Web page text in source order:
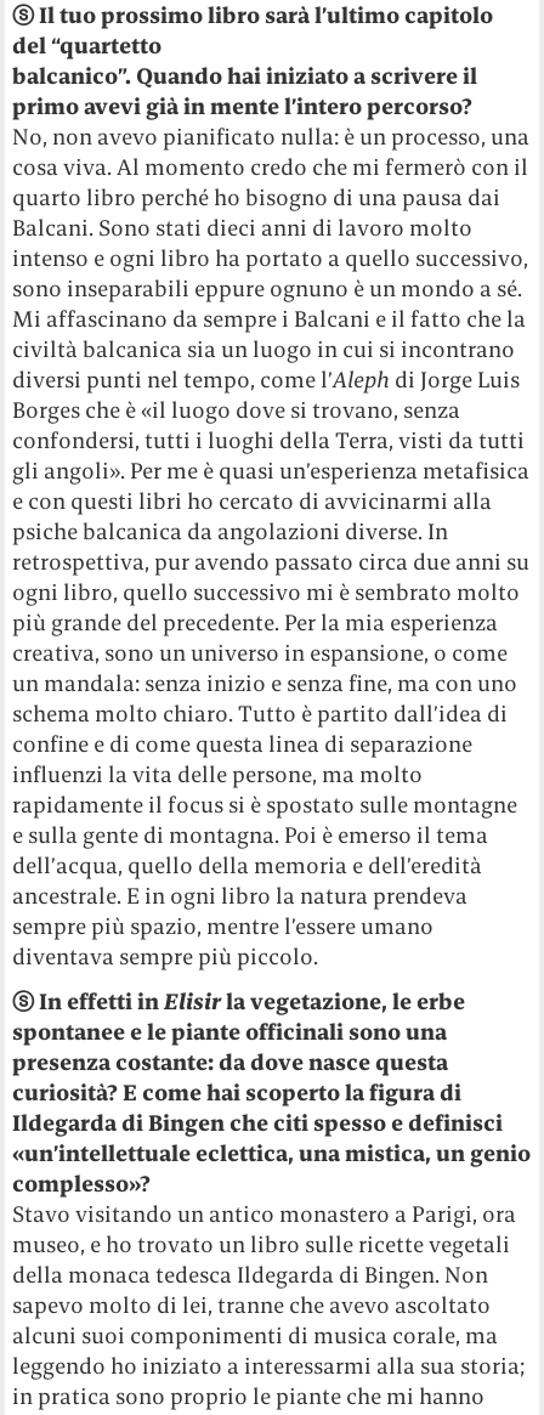
ⓢIl tuo prossimo libro sarà l’ultimo capitolo
del “quartetto
balcanico”. Quando hai iniziato a scrivere il
primo avevi già in mente l’intero percorso?
No, non avevo pianificato nulla: è un processo, una
cosa viva. Al momento credo che mi fermerò con il
quarto libro perché ho bisogno di una pausa dai
Balcani. Sono stati dieci anni di lavoro molto
intenso e ogni libro ha portato a quello successivo,
sono inseparabili eppure ognuno è un mondo a sé.
Mi affascinano da sempre i Balcani e il fatto che la
civiltà balcanica sia un luogo in cui si incontrano
diversi punti nel tempo, come l’Aleph di Jorge Luis
Borges che è «il luogo dove si trovano, senza
confondersi, tutti i luoghi della Terra, visti da tutti
gli angoli». Per me è quasi un’esperienza metafisica
e con questi libri ho cercato di avvicinarmi alla
psiche balcanica da angolazioni diverse. In
retrospettiva, pur avendo passato circa due anni su
ogni libro, quello successivo mi è sembrato molto
più grande del precedente. Per la mia esperienza
creativa, sono un universo in espansione, o come
un mandala: senza inizio e senza fine, ma con uno
schema molto chiaro. Tutto è partito dall’idea di
confine e di come questa linea di separazione
influenzi la vita delle persone, ma molto
rapidamente il focus si è spostato sulle montagne
e sulla gente di montagna. Poi è emerso il tema
dell’acqua, quello della memoria e dell’eredità
ancestrale. E in ogni libro la natura prendeva
sempre più spazio, mentre l’essere umano
diventava sempre più piccolo.
ⓢIn effetti inElisirla vegetazione, le erbe
spontanee e le piante officinali sono una
presenza costante: da dove nasce questa
curiosità? E come hai scoperto la figura di
Ildegarda di Bingen che citi spesso e definisci
«un’intellettuale eclettica, una mistica, un genio
complesso»?
Stavo visitando un antico monastero a Parigi, ora
museo, e ho trovato un libro sulle ricette vegetali
della monaca tedesca Ildegarda di Bingen. Non
sapevo molto di lei, tranne che avevo ascoltato
alcuni suoi componimenti di musica corale, ma
leggendo ho iniziato a interessarmi alla sua storia;
in pratica sono proprio le piante che mi hanno